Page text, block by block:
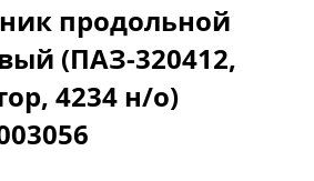
продольной
(ПАЗ-320412,
4234 н/о)